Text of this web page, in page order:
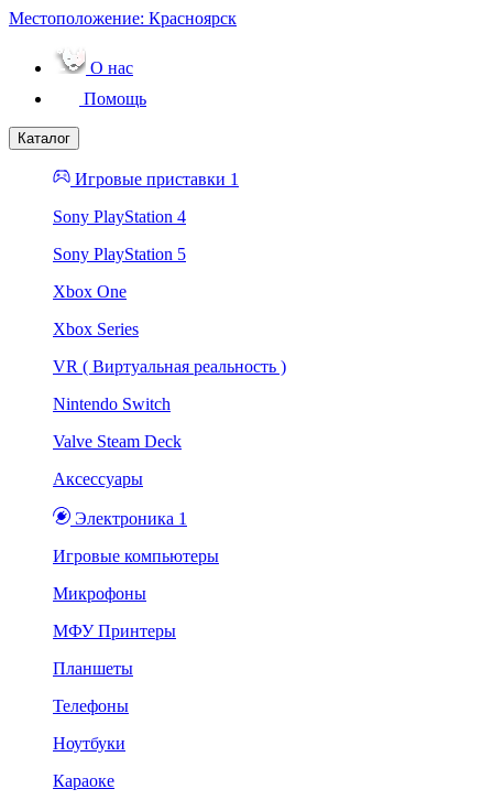
Местоположение: Красноярск
О нас
Помощь
Каталог
Игровые приставки 1
Sony PlayStation 4
Sony PlayStation 5
Xbox One
Xbox Series
VR ( Виртуальная реальность )
Nintendo Switch
Valve Steam Deck
Аксессуары
Электроника 1
Игровые компьютеры
Микрофоны
МФУ Принтеры
Планшеты
Телефоны
Ноутбуки
Караоке